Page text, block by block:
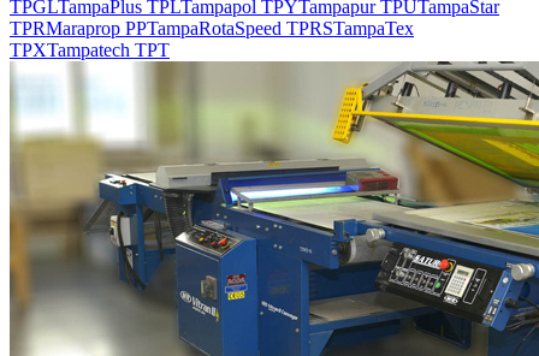
TPGLTampaPlus TPLTampapol TPYTampapur TPUTampaStar
TPRMaraprop PPTampaRotaSpeed TPRSTampaTex
TPXTampatech TPT